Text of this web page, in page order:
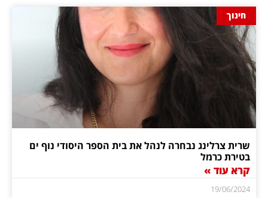
חינוך
שרית צרלינג נבחרה לנהל את בית הספר היסודי נוף ים
בטירת כרמל
קרא עוד »
19/06/2024